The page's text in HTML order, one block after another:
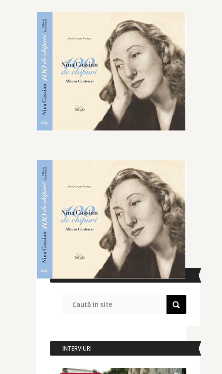
CAUTĂ ÎN SITE
INTERVIURI